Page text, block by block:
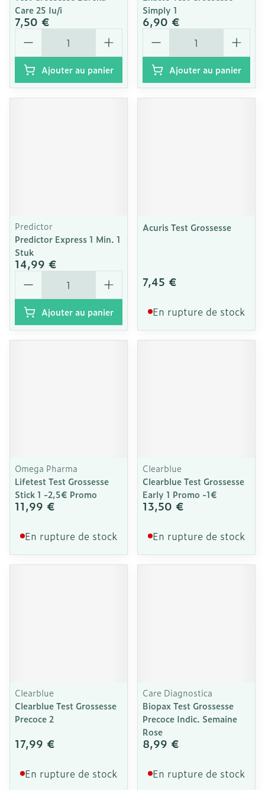
Care 25 Iu/i
7,50 €
Quantité
Ajouter au panier
Simply 1
6,90 €
Quantité
Ajouter au panier
Predictor
Predictor Express 1 Min. 1
Stuk
14,99 €
Quantité
Ajouter au panier
Acuris Test Grossesse
7,45 €
En rupture de stock
Omega Pharma
Lifetest Test Grossesse
Stick 1 -2,5€ Promo
11,99 €
En rupture de stock
Clearblue
Clearblue Test Grossesse
Early 1 Promo -1€
13,50 €
En rupture de stock
Clearblue
Clearblue Test Grossesse
Precoce 2
17,99 €
En rupture de stock
Care Diagnostica
Biopax Test Grossesse
Precoce Indic. Semaine
Rose
8,99 €
En rupture de stock